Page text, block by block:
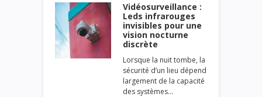
Vidéosurveillance :
Leds infrarouges
invisibles pour une
vision nocturne
discrète
Lorsque la nuit tombe, la
sécurité d’un lieu dépend
largement de la capacité
des systèmes…